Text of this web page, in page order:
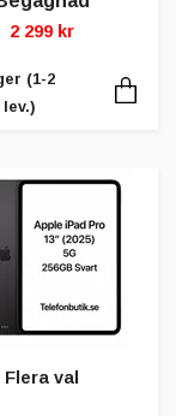
2 299 kr
(1-2
Flera val